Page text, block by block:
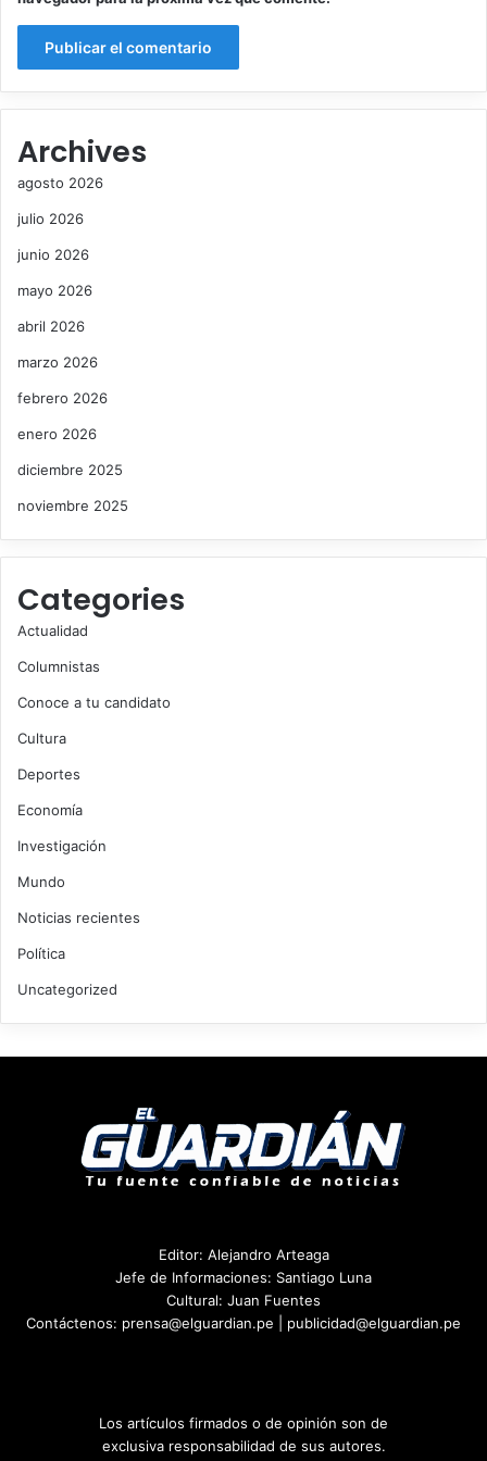
Archives
agosto 2026
julio 2026
junio 2026
mayo 2026
abril 2026
marzo 2026
febrero 2026
enero 2026
diciembre 2025
noviembre 2025
Categories
Actualidad
Columnistas
Conoce a tu candidato
Cultura
Deportes
Economía
Investigación
Mundo
Noticias recientes
Política
Uncategorized
Editor: Alejandro Arteaga
Jefe de Informaciones: Santiago Luna
Cultural: Juan Fuentes
Contáctenos: prensa@elguardian.pe | publicidad@elguardian.pe
Los artículos firmados o de opinión son de
exclusiva responsabilidad de sus autores.